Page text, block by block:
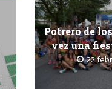
Potrero de
vez una
22